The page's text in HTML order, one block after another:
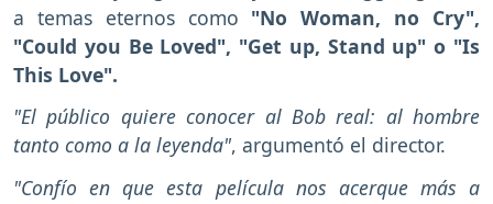
a temas eternos como "No Woman, no Cry",
"Could you Be Loved", "Get up, Stand up" o "Is
This Love".
"El público quiere conocer al Bob real: al hombre
tanto como a la leyenda", argumentó el director.
"Confío en que esta película nos acerque más a